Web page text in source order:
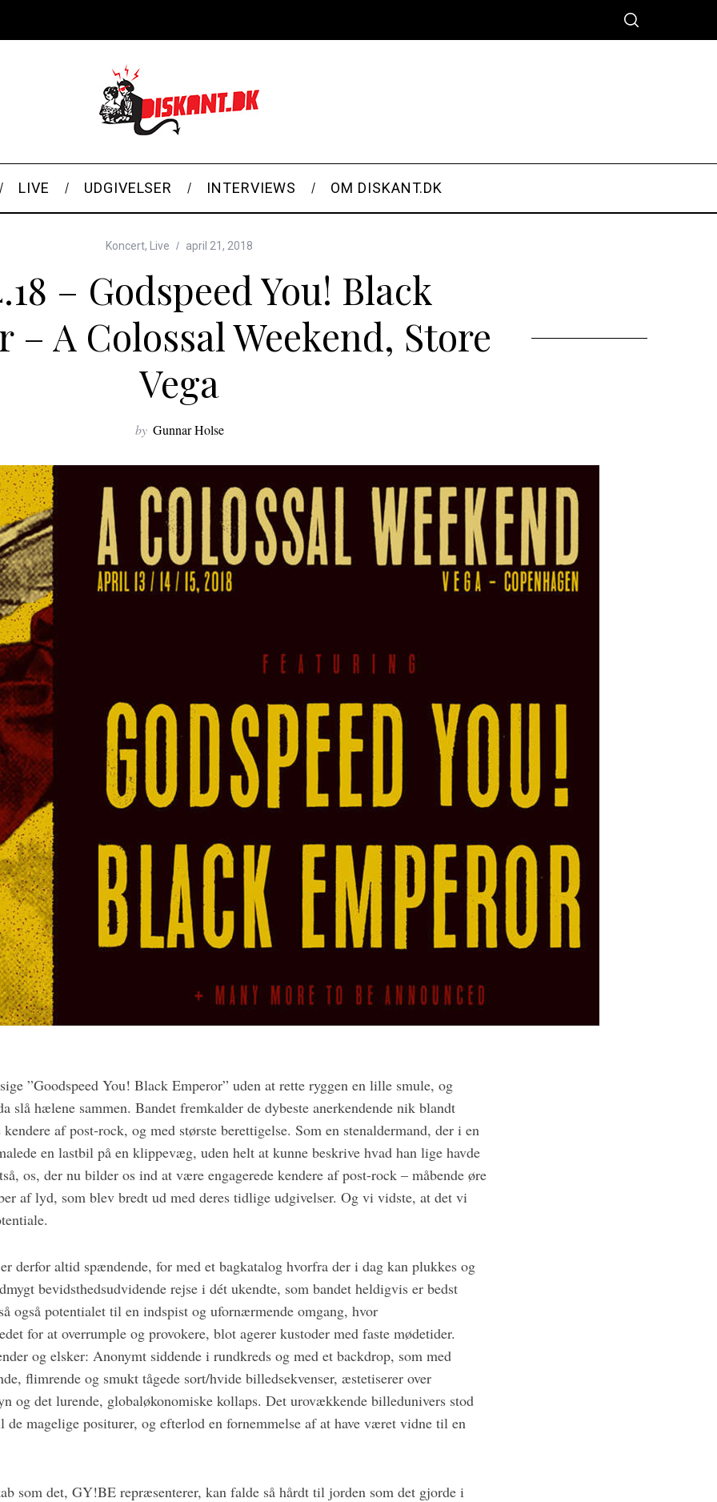
LIVE UDGIVELSER INTERVIEWS OM DISKANT.DK
Koncert, Live april 21, 2018
– Godspeed You! Black
– A Colossal Weekend, Store
Vega
by Gunnar Holse
”Goodspeed You! Black Emperor” uden at rette ryggen en lille smule, og
slå hælene sammen. Bandet fremkalder de dybeste anerkendende nik blandt
kendere af post-rock, og med største berettigelse. Som en stenaldermand, der i en
en lastbil på en klippevæg, uden helt at kunne beskrive hvad han lige havde
os, der nu bilder os ind at være engagerede kendere af post-rock – måbende øre
af lyd, som blev bredt ud med deres tidlige udgivelser. Og vi vidste, at det vi
derfor altid spændende, for med et bagkatalog hvorfra der i dag kan plukkes og
bevidsthedsudvidende rejse i dét ukendte, som bandet heldigvis er bedst
også potentialet til en indspist og ufornærmende omgang, hvor
for at overrumple og provokere, blot agerer kustoder med faste mødetider.
og elsker: Anonymt siddende i rundkreds og med et backdrop, som med
flimrende og smukt tågede sort/hvide billedsekvenser, æstetiserer over
og det lurende, globaløkonomiske kollaps. Det urovækkende billedunivers stod
de magelige positurer, og efterlod en fornemmelse af at have været vidne til en
som det, GY!BE repræsenterer, kan falde så hårdt til jorden som det gjorde i